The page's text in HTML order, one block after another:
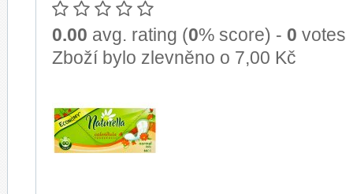
0.00 avg. rating (0% score) - 0 votes
Zboží bylo zlevněno o 7,00 Kč